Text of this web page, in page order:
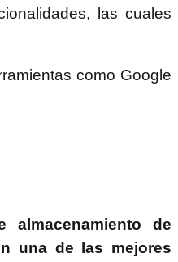
las cuales
como Google
almacenamiento de
una de las mejores